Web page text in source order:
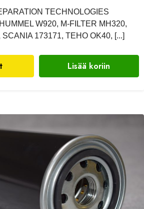
TECHNOLOGIES
W920, M-FILTER MH320,
173171, TEHO OK40, [...]
Lisää koriin